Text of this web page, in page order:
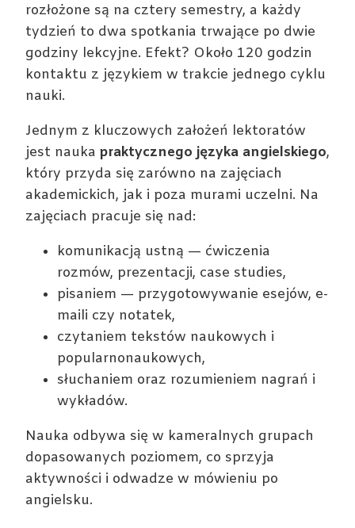
rozłożone są na cztery semestry, a każdy
tydzień to dwa spotkania trwające po dwie
godziny lekcyjne. Efekt? Około 120 godzin
kontaktu z językiem w trakcie jednego cyklu
nauki.
Jednym z kluczowych założeń lektoratów
jest nauka praktycznego języka angielskiego,
który przyda się zarówno na zajęciach
akademickich, jak i poza murami uczelni. Na
zajęciach pracuje się nad:
komunikacją ustną — ćwiczenia
rozmów, prezentacji, case studies,
pisaniem — przygotowywanie esejów, e-
maili czy notatek,
czytaniem tekstów naukowych i
popularnonaukowych,
słuchaniem oraz rozumieniem nagrań i
wykładów.
Nauka odbywa się w kameralnych grupach
dopasowanych poziomem, co sprzyja
aktywności i odwadze w mówieniu po
angielsku.